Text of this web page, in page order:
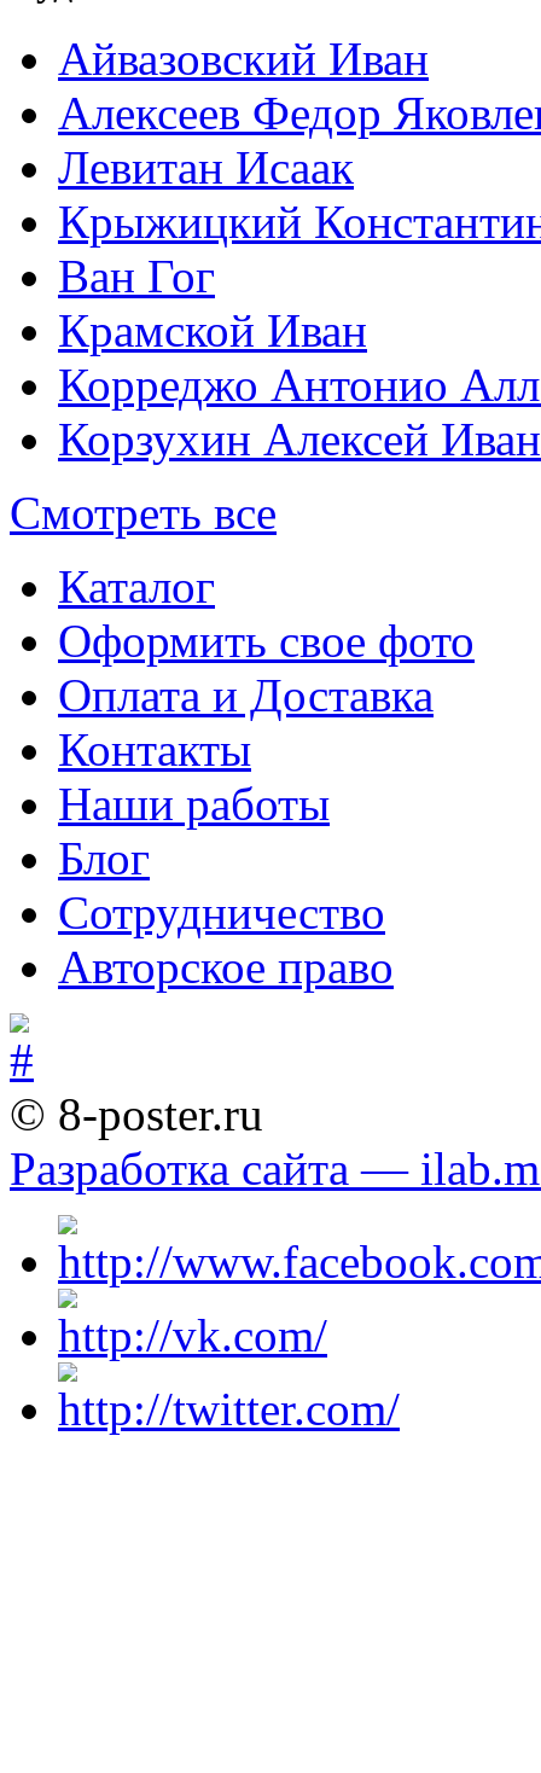
Айвазовский Иван
Алексеев Федор
Левитан Исаак
Крыжицкий
Ван Гог
Крамской Иван
Корреджо Антонио
Корзухин Алексей
Смотреть все
Каталог
Оформить свое фото
Оплата и Доставка
Контакты
Наши работы
Блог
Сотрудничество
Авторское право
© 8-poster.ru
Разработка сайта —